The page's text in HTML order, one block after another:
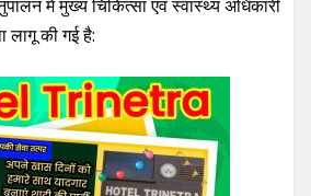
में मुख्य चिकित्सा एवं स्वास्थ्य अधिकारी
लागू की गई है:
बरियों: